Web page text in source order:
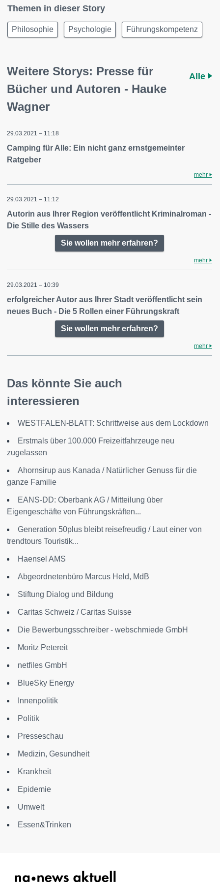
Themen in dieser Story
Philosophie Psychologie Führungskompetenz
Weitere Storys: Presse für
Bücher und Autoren - Hauke
Wagner
Alle
29.03.2021 – 11:18
Camping für Alle: Ein nicht ganz ernstgemeinter
Ratgeber
mehr
29.03.2021 – 11:12
Autorin aus Ihrer Region veröffentlicht Kriminalroman -
Die Stille des Wassers
Sie wollen mehr erfahren?
mehr
29.03.2021 – 10:39
erfolgreicher Autor aus Ihrer Stadt veröffentlicht sein
neues Buch - Die 5 Rollen einer Führungskraft
Sie wollen mehr erfahren?
mehr
Das könnte Sie auch
interessieren
WESTFALEN-BLATT: Schrittweise aus dem Lockdown
Erstmals über 100.000 Freizeitfahrzeuge neu
zugelassen
Ahornsirup aus Kanada / Natürlicher Genuss für die
ganze Familie
EANS-DD: Oberbank AG / Mitteilung über
Eigengeschäfte von Führungskräften...
Generation 50plus bleibt reisefreudig / Laut einer von
trendtours Touristik...
Haensel AMS
Abgeordnetenbüro Marcus Held, MdB
Stiftung Dialog und Bildung
Caritas Schweiz / Caritas Suisse
Die Bewerbungsschreiber - webschmiede GmbH
Moritz Petereit
netfiles GmbH
BlueSky Energy
Innenpolitik
Politik
Presseschau
Medizin, Gesundheit
Krankheit
Epidemie
Umwelt
Essen&Trinken